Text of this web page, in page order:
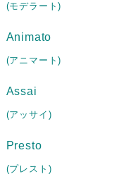
(モデラート)
Animato
(アニマート)
Assai
(アッサイ)
Presto
(プレスト)